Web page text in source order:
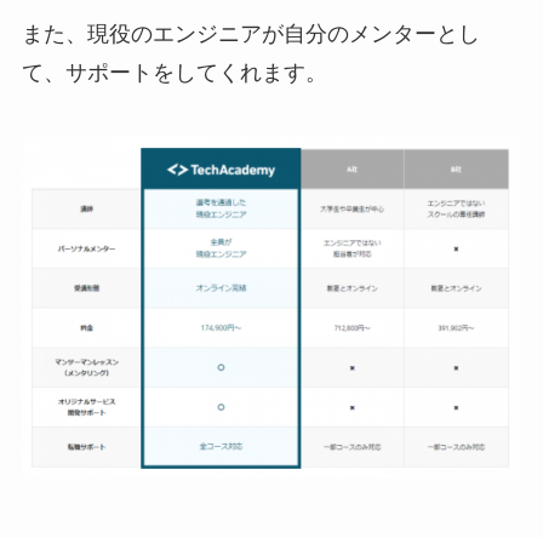
また、現役のエンジニアが自分のメンターとし
て、サポートをしてくれます。